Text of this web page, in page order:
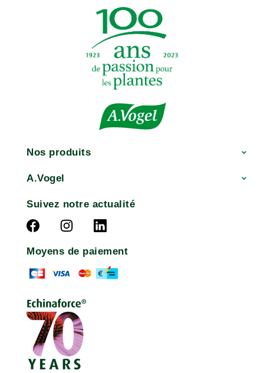
Nos produits
A.Vogel
Suivez notre actualité
Moyens de paiement